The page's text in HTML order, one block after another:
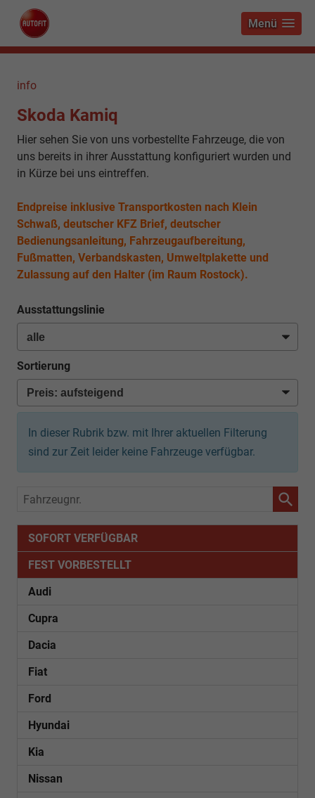
Menü
info
Skoda Kamiq
Hier sehen Sie von uns vorbestellte Fahrzeuge, die von
uns bereits in ihrer Ausstattung konfiguriert wurden und
in Kürze bei uns eintreffen.
Endpreise inklusive Transportkosten nach Klein
Schwaß, deutscher KFZ Brief, deutscher
Bedienungsanleitung, Fahrzeugaufbereitung,
Fußmatten, Verbandskasten, Umweltplakette und
Zulassung auf den Halter (im Raum Rostock).
Ausstattungslinie
Sortierung
In dieser Rubrik bzw. mit Ihrer aktuellen Filterung
sind zur Zeit leider keine Fahrzeuge verfügbar.
Fahrzeugnr.
SOFORT VERFÜGBAR
FEST VORBESTELLT
Audi
Cupra
Dacia
Fiat
Ford
Hyundai
Kia
Nissan